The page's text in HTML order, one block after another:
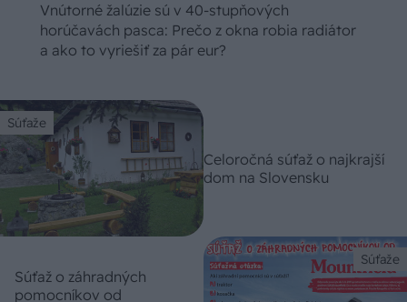
Vnútorné žalúzie sú v 40-stupňových
horúčavách pasca: Prečo z okna robia radiátor
a ako to vyriešiť za pár eur?
Súťaže
Celoročná súťaž o najkrajší
dom na Slovensku
Súťaže
Súťaž o záhradných
pomocníkov od